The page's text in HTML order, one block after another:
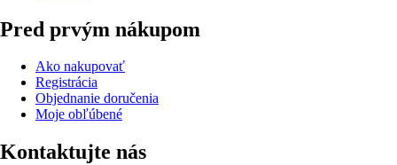
Pred prvým nákupom
Ako nakupovať
Registrácia
Objednanie doručenia
Moje obľúbené
Kontaktujte nás